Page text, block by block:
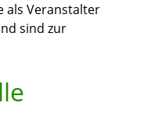
als Veranstalter
sind zur